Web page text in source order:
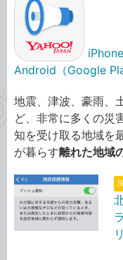
Android（Google
地震、津波、豪雨、
ど、非常に多くの災
知を受け取る地域を
が暮らす離れた地域